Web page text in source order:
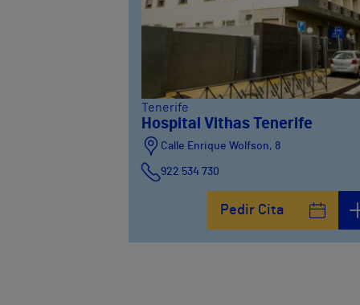
Tenerife
Hospital Vithas Tenerife
Calle Enrique Wolfson, 8
922 534 730
Pedir Cita